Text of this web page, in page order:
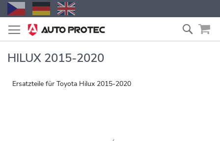
Zum
Inhalt
springen
Suche
HILUX 2015-2020
Ersatzteile für Toyota Hilux 2015-2020